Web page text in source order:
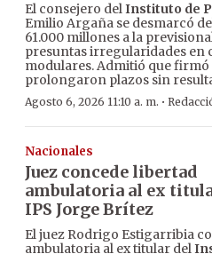
El consejero delInstituto de
Emilio Argaña se desmarcó
61.000 millones a la
presuntas irregularidades en
modulares. Admitió que firmó
prolongaron plazos sin
Agosto 6, 2026 11:10 a. m. ·
Nacionales
Juez concede libertad
ambulatoria al ex
IPS Jorge Brítez
El juez Rodrigo Estigarribia
ambulatoria al ex titular del